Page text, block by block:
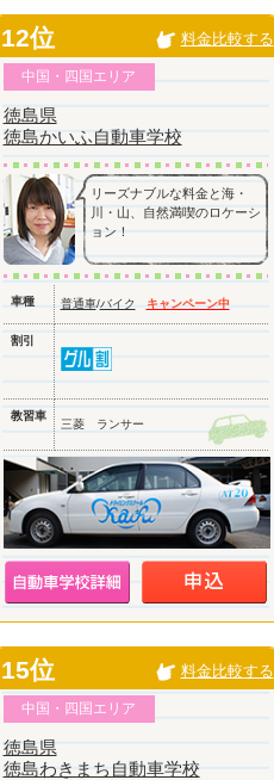
12位 料金比較する
中国・四国エリア
徳島県
徳島かいふ自動車学校
リーズナブルな料金と海・
川・山、自然満喫のロケーシ
ョン！
車種 普通車/バイク キャンペーン中
割引
教習車
三菱 ランサー
15位 料金比較する
中国・四国エリア
徳島県
徳島わきまち自動車学校